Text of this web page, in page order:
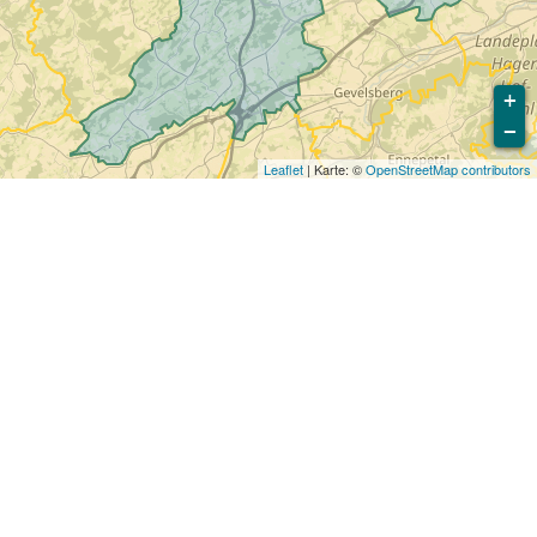
+
−
Leaflet | Karte: ©OpenStreetMap contributors